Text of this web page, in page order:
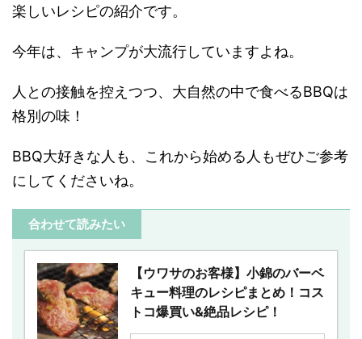
楽しいレシピの紹介です。
今年は、キャンプが大流行していますよね。
人との接触を控えつつ、大自然の中で食べるBBQは
格別の味！
BBQ大好きな人も、これから始める人もぜひご参考
にしてくださいね。
合わせて読みたい
【ウワサのお客様】小錦のバーベ
キュー料理のレシピまとめ！コス
トコ爆買い&絶品レシピ！